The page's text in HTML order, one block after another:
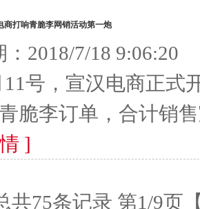
商打响青脆李网销活动第一炮
2018/7/18 9:06:20
11号，宣汉电商正式
脆李订单，合计销
]
共75条记录 第1/9页